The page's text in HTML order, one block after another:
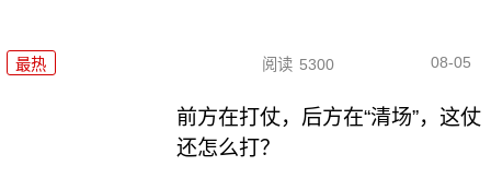
最热 阅读 5300 08-05
前方在打仗，后方在“清场”，这仗
还怎么打？